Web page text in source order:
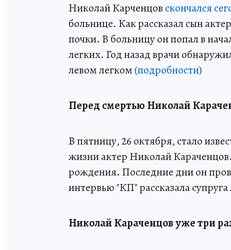
Николай Карченцов скончался
больнице. Как рассказал сын
почки. В больницу он попал в
легких. Год назад врачи
левом легком (подробности)
Перед смертью Николай
В пятницу, 26 октября, стало
жизни актер Николай
рождения. Последние дни он
интервью "КП" рассказала
Николай Караченцов уже три